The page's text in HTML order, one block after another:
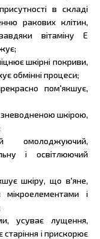
в складі
ракових клітин,
вітаміну Е
шкірні покриви,
обмінні процеси;
пом'якшує,
шкірою,
і освітлюючий
шкіру, що в'яне,
мікроелементами і
усуває лущення,
старіння і прискорює